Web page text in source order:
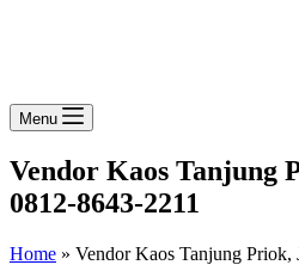
Menu
Vendor Kaos Tanjung
0812-8643-2211
Home » Vendor Kaos Tanjung Priok,